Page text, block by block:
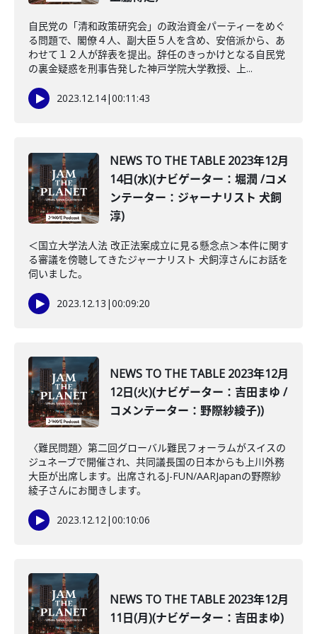
自民党の「清和政策研究会」の政治資金パーティーをめぐ
る問題で、閣僚４人、副大臣５人を含め、安倍派から、あ
わせて１２人が辞表を提出。辞任のきっかけとなる自民党
の裏金疑惑を刑事告発した神戸学院大学教授、上...
2023.12.14|00:11:43
NEWS TO THE TABLE 2023年12月
14日(水)(ナビゲーター：堀潤 /コメ
ンテーター：ジャーナリスト 犬飼
淳)
＜国立大学法人法 改正法案成立に見る懸念点＞本件に関す
る審議を傍聴してきたジャーナリスト 犬飼淳さんにお話を
伺いました。
2023.12.13 |00:09:20
NEWS TO THE TABLE 2023年12月
12日(火)(ナビゲーター：吉田まゆ /
コメンテーター：野際紗綾子))
〈難民問題〉第二回グローバル難民フォーラムがスイスの
ジュネーブで開催され、共同議長国の日本からも上川外務
大臣が出席します。出席されるJ-FUN/AARJapanの野際紗
綾子さんにお聞きします。
2023.12.12|00:10:06
NEWS TO THE TABLE 2023年12月
11日(月)(ナビゲーター：吉田まゆ)